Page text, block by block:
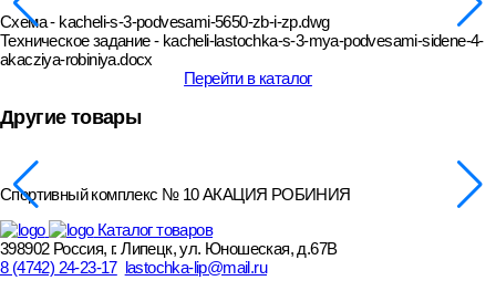
Схема - kacheli-s-3-podvesami-5650-zb-i-zp.dwg
Техническое задание - kacheli-lastochka-s-3-mya-podvesami-sidene-4-
akacziya-robiniya.docx
Перейти в каталог
Другие товары
Спортивный комплекс № 10 АКАЦИЯ РОБИНИЯ
Каталог товаров
398902 Россия, г. Липецк, ул. Юношеская, д.67В
8 (4742) 24-23-17 lastochka-lip@mail.ru